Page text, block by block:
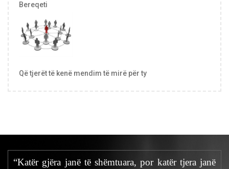
Bereqeti
Që tjerët të kenë mendim të mirë për ty
“Katër gjëra janë të shëmtuara, por katër tjera janë